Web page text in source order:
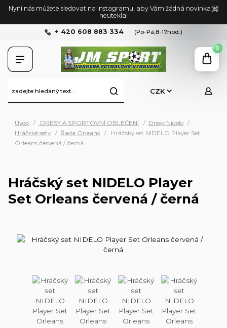
Nyní nás můžete sledovat na Instagramu, aby Vám žádná novinka již
neutekla!
CZK
+ 420 608 883 334 (Po-Pá,8-17hod.)
0
Úvod DRESY A SPORTOVNÍ OBLEČENÍ
Dresy Nidelo
Hráčské sety
Řada Orleans
Hráčský set NIDELO Player Set
Orleans červená / černá
Hráčský set NIDELO Player
Set Orleans červená / černá